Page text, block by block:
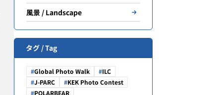
風景 / Landscape
タグ / Tag
Global Photo Walk
ILC
J-PARC
KEK Photo Contest
POLARBEAR